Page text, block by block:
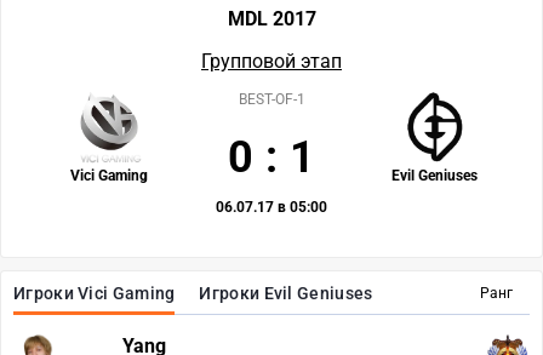
Ранг
Игроки Vici Gaming Игроки Evil Geniuses
Yang
MDL 2017
Групповой этап
Vici Gaming Evil Geniuses
BEST-OF-1
0 : 1
06.07.17 в 05:00